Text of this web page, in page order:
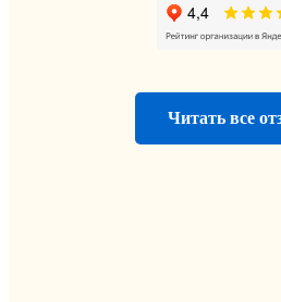
Читать все